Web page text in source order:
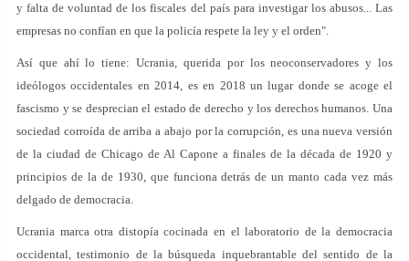
y falta de voluntad de los fiscales del país para investigar los abusos... Las
empresas no confían en que la policía respete la ley y el orden".
Así que ahí lo tiene: Ucrania, querida por los neoconservadores y los
ideólogos occidentales en 2014, es en 2018 un lugar donde se acoge el
fascismo y se desprecian el estado de derecho y los derechos humanos. Una
sociedad corroída de arriba a abajo por la corrupción, es una nueva versión
de la ciudad de Chicago de Al Capone a finales de la década de 1920 y
principios de la de 1930, que funciona detrás de un manto cada vez más
delgado de democracia.
Ucrania marca otra distopía cocinada en el laboratorio de la democracia
occidental, testimonio de la búsqueda inquebrantable del sentido de la